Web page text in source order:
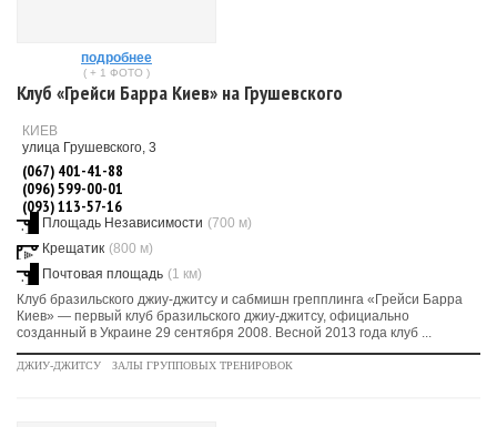
подробнее
( + 1 ФОТО )
Клуб «Грейси Барра Киев» на Грушевского
КИЕВ
улица Грушевского, 3
(067) 401-41-88
(096) 599-00-01
(093) 113-57-16
Площадь Независимости (700 м)
Крещатик (800 м)
Почтовая площадь (1 км)
Клуб бразильского джиу-джитсу и сабмишн грепплинга «Грейси Барра
Киев» — первый клуб бразильского джиу-джитсу, официально
созданный в Украине 29 сентября 2008. Весной 2013 года клуб ...
ДЖИУ-ДЖИТСУ ЗАЛЫ ГРУППОВЫХ ТРЕНИРОВОК